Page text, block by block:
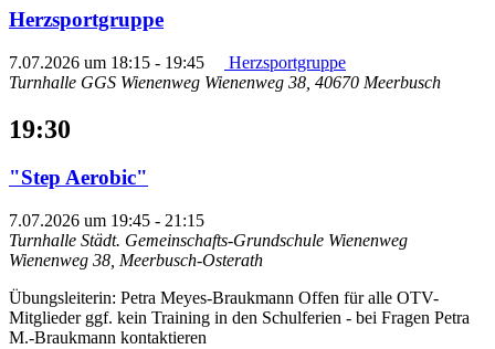
Herzsportgruppe
7.07.2026 um 18:15 - 19:45
Herzsportgruppe
Turnhalle GGS Wienenweg Wienenweg 38, 40670 Meerbusch
19:30
"Step Aerobic"
7.07.2026 um 19:45 - 21:15
Turnhalle Städt. Gemeinschafts-Grundschule Wienenweg
Wienenweg 38, Meerbusch-Osterath
Übungsleiterin: Petra Meyes-Braukmann Offen für alle OTV-
Mitglieder ggf. kein Training in den Schulferien - bei Fragen Petra
M.-Braukmann kontaktieren